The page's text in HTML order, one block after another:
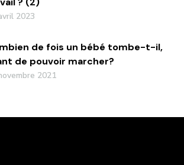
2023
de fois un bébé tombe-t-il,
de pouvoir marcher?
2021